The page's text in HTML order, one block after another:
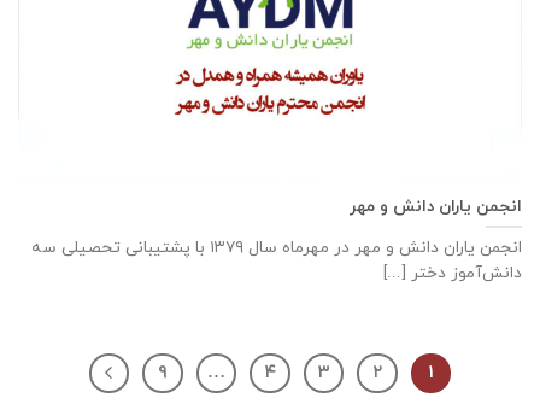
انجمن یاران دانش و مهر
انجمن یاران دانش و مهر در مهرماه سال ۱۳۷۹ با پشتیبانی تحصیلی سه
دانش‌آموز دختر [...]
۱ ۲ ۳ ۴ … ۹